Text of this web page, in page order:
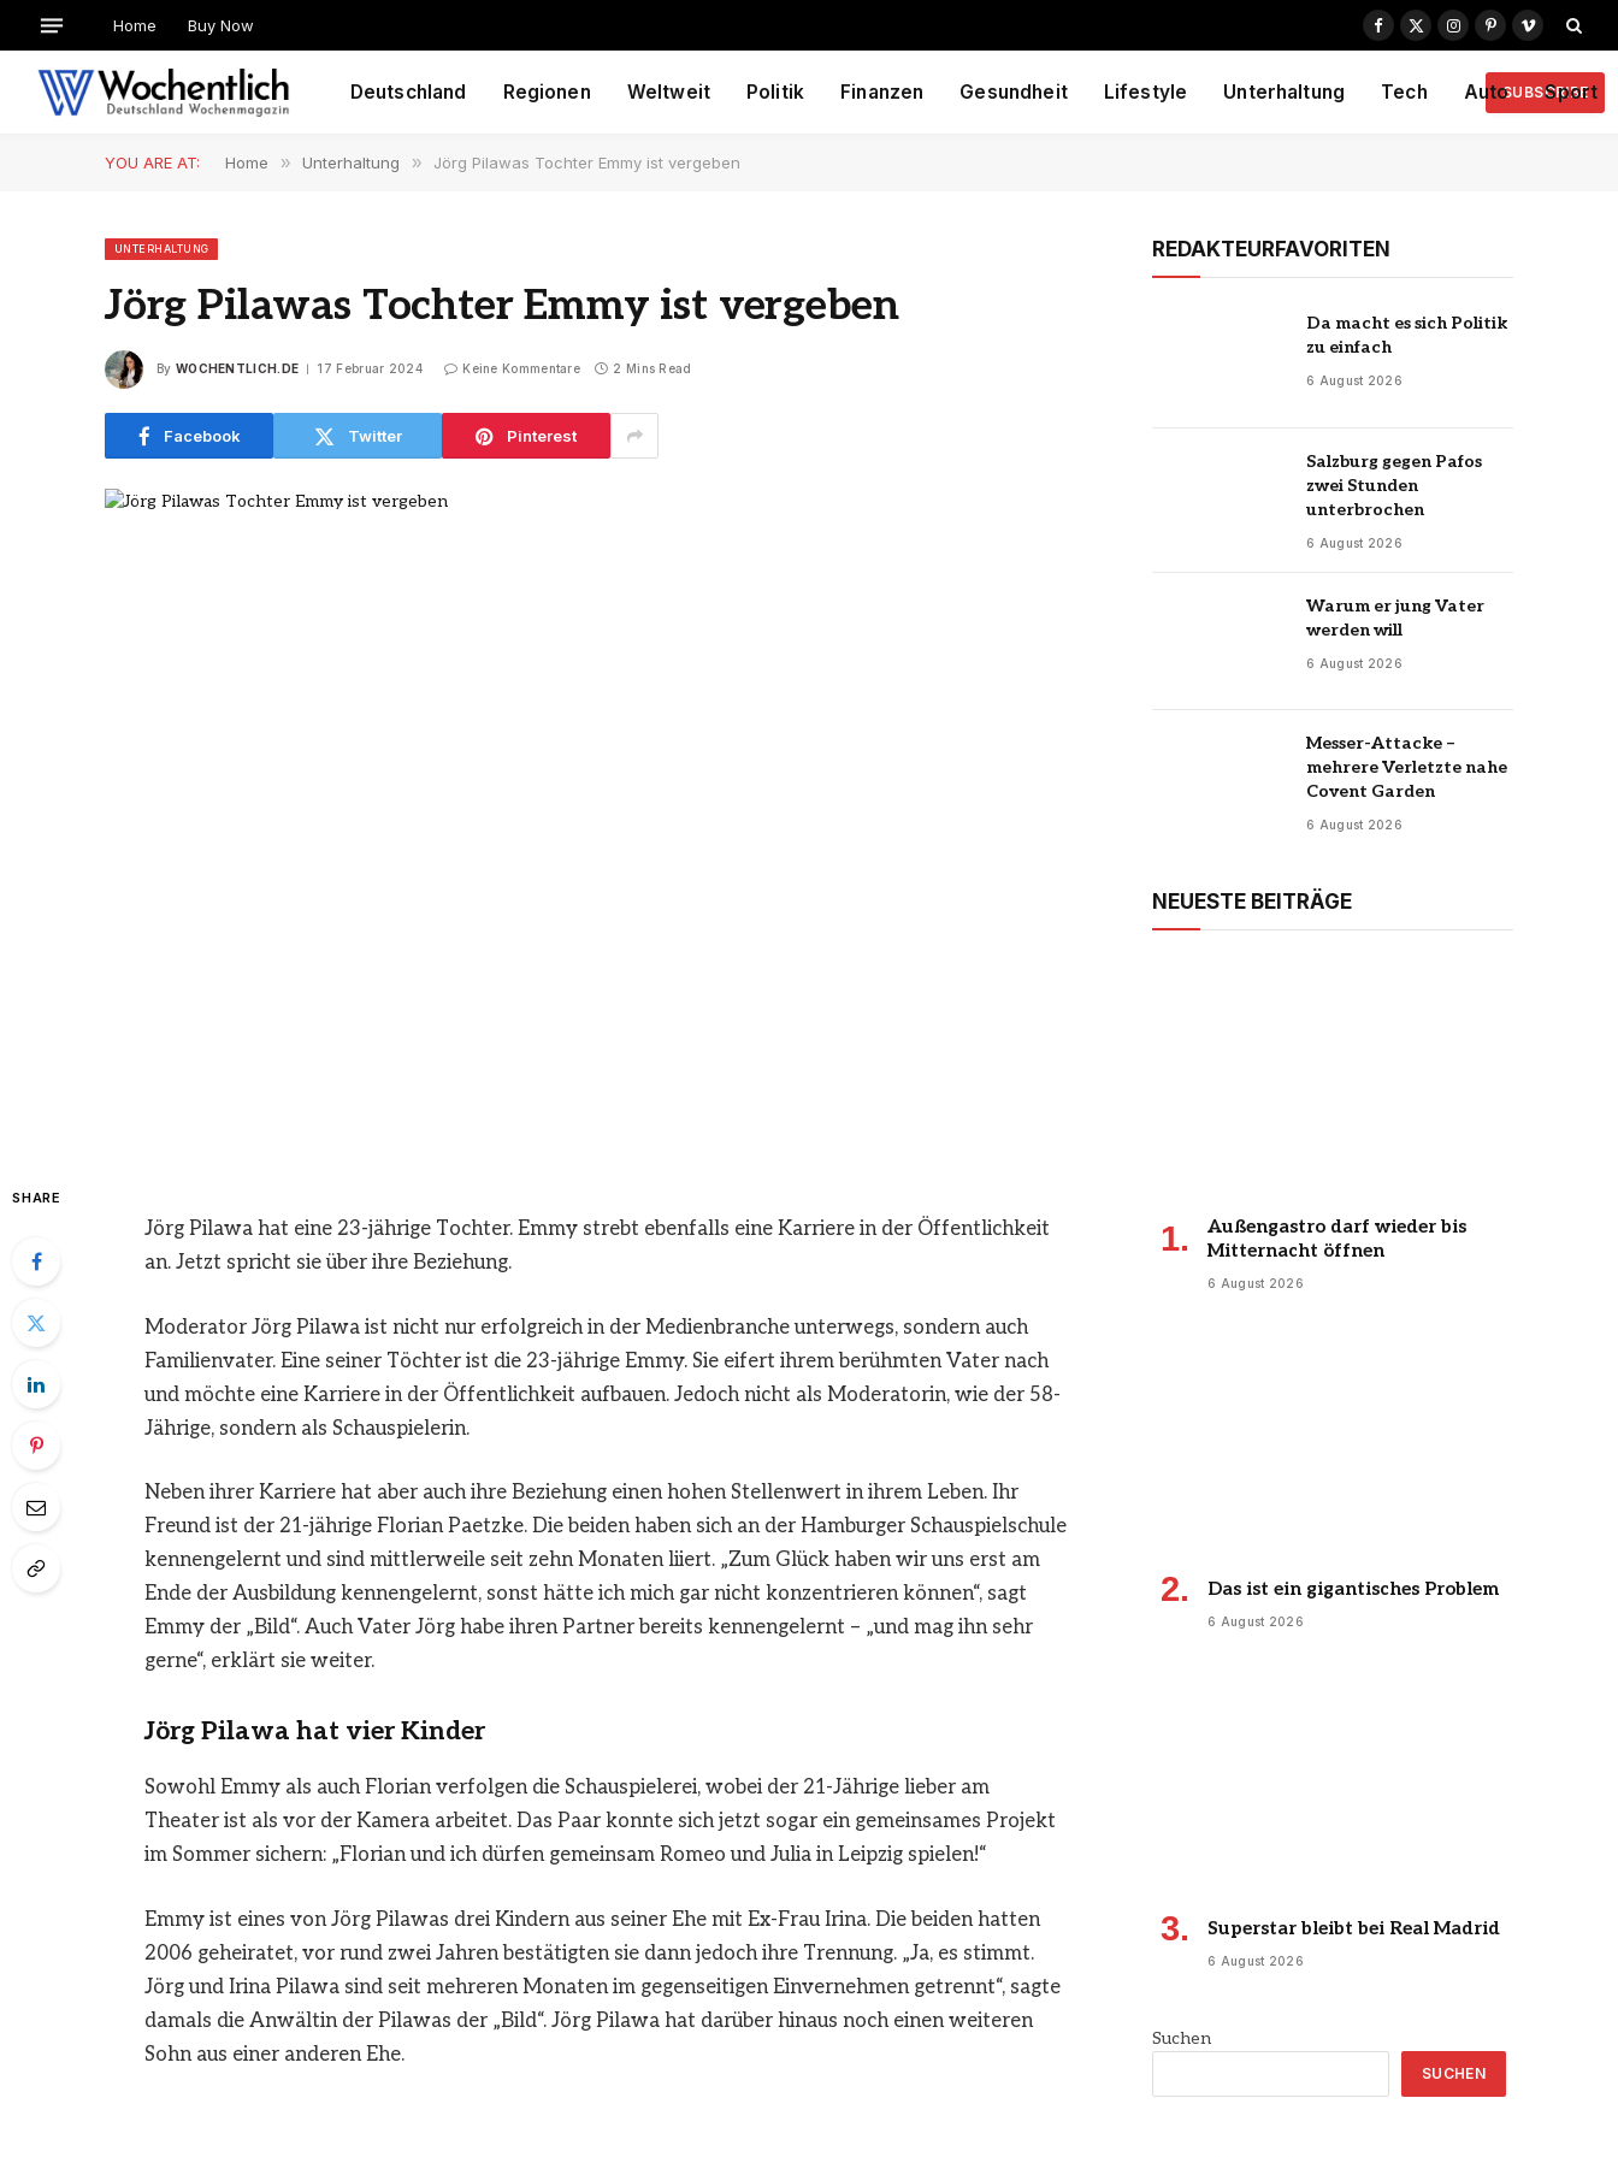
Home Buy Now
Facebook
X
Instagram
PinterestVimeo
Deutschland Regionen Weltweit Politik Finanzen Gesundheit Lifestyle Unterhaltung Tech Auto Sport
SUBSCRIBE
YOU ARE AT: Home » Unterhaltung » Jörg Pilawas Tochter Emmy ist vergeben
UNTERHALTUNG
Jörg Pilawas Tochter Emmy ist vergeben
By WOCHENTLICH.DE 17 Februar 2024 Keine Kommentare 2 Mins Read
Facebook Twitter Pinterest
SHARE
Jörg Pilawa hat eine 23-jährige Tochter. Emmy strebt ebenfalls eine Karriere in der Öffentlichkeit
an. Jetzt spricht sie über ihre Beziehung.
Moderator Jörg Pilawa ist nicht nur erfolgreich in der Medienbranche unterwegs, sondern auch
Familienvater. Eine seiner Töchter ist die 23-jährige Emmy. Sie eifert ihrem berühmten Vater nach
und möchte eine Karriere in der Öffentlichkeit aufbauen. Jedoch nicht als Moderatorin, wie der 58-
Jährige, sondern als Schauspielerin.
Neben ihrer Karriere hat aber auch ihre Beziehung einen hohen Stellenwert in ihrem Leben. Ihr
Freund ist der 21-jährige Florian Paetzke. Die beiden haben sich an der Hamburger Schauspielschule
kennengelernt und sind mittlerweile seit zehn Monaten liiert. „Zum Glück haben wir uns erst am
Ende der Ausbildung kennengelernt, sonst hätte ich mich gar nicht konzentrieren können“, sagt
Emmy der „Bild“. Auch Vater Jörg habe ihren Partner bereits kennengelernt – „und mag ihn sehr
gerne“, erklärt sie weiter.
Jörg Pilawa hat vier Kinder
Sowohl Emmy als auch Florian verfolgen die Schauspielerei, wobei der 21-Jährige lieber am
Theater ist als vor der Kamera arbeitet. Das Paar konnte sich jetzt sogar ein gemeinsames Projekt
im Sommer sichern: „Florian und ich dürfen gemeinsam Romeo und Julia in Leipzig spielen!“
Emmy ist eines von Jörg Pilawas drei Kindern aus seiner Ehe mit Ex-Frau Irina. Die beiden hatten
2006 geheiratet, vor rund zwei Jahren bestätigten sie dann jedoch ihre Trennung. „Ja, es stimmt.
Jörg und Irina Pilawa sind seit mehreren Monaten im gegenseitigen Einvernehmen getrennt“, sagte
damals die Anwältin der Pilawas der „Bild“. Jörg Pilawa hat darüber hinaus noch einen weiteren
Sohn aus einer anderen Ehe.
REDAKTEURFAVORITEN
Da macht es sich Politik
zu einfach
6 August 2026
Salzburg gegen Pafos
zwei Stunden
unterbrochen
6 August 2026
Warum er jung Vater
werden will
6 August 2026
Messer-Attacke –
mehrere Verletzte nahe
Covent Garden
6 August 2026
NEUESTE BEITRÄGE
Außengastro darf wieder bis
Mitternacht öffnen
6 August 2026
Das ist ein gigantisches Problem
6 August 2026
Superstar bleibt bei Real Madrid
6 August 2026
Suchen
SUCHEN